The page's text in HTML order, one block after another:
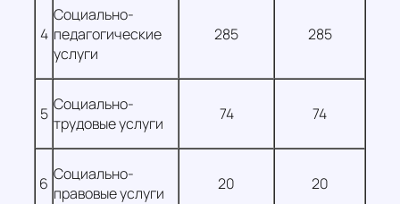
4
Социально-
педагогические
услуги
285 285
5 Социально-
трудовые услуги
74 74
6 Социально-
правовые услуги
20 20